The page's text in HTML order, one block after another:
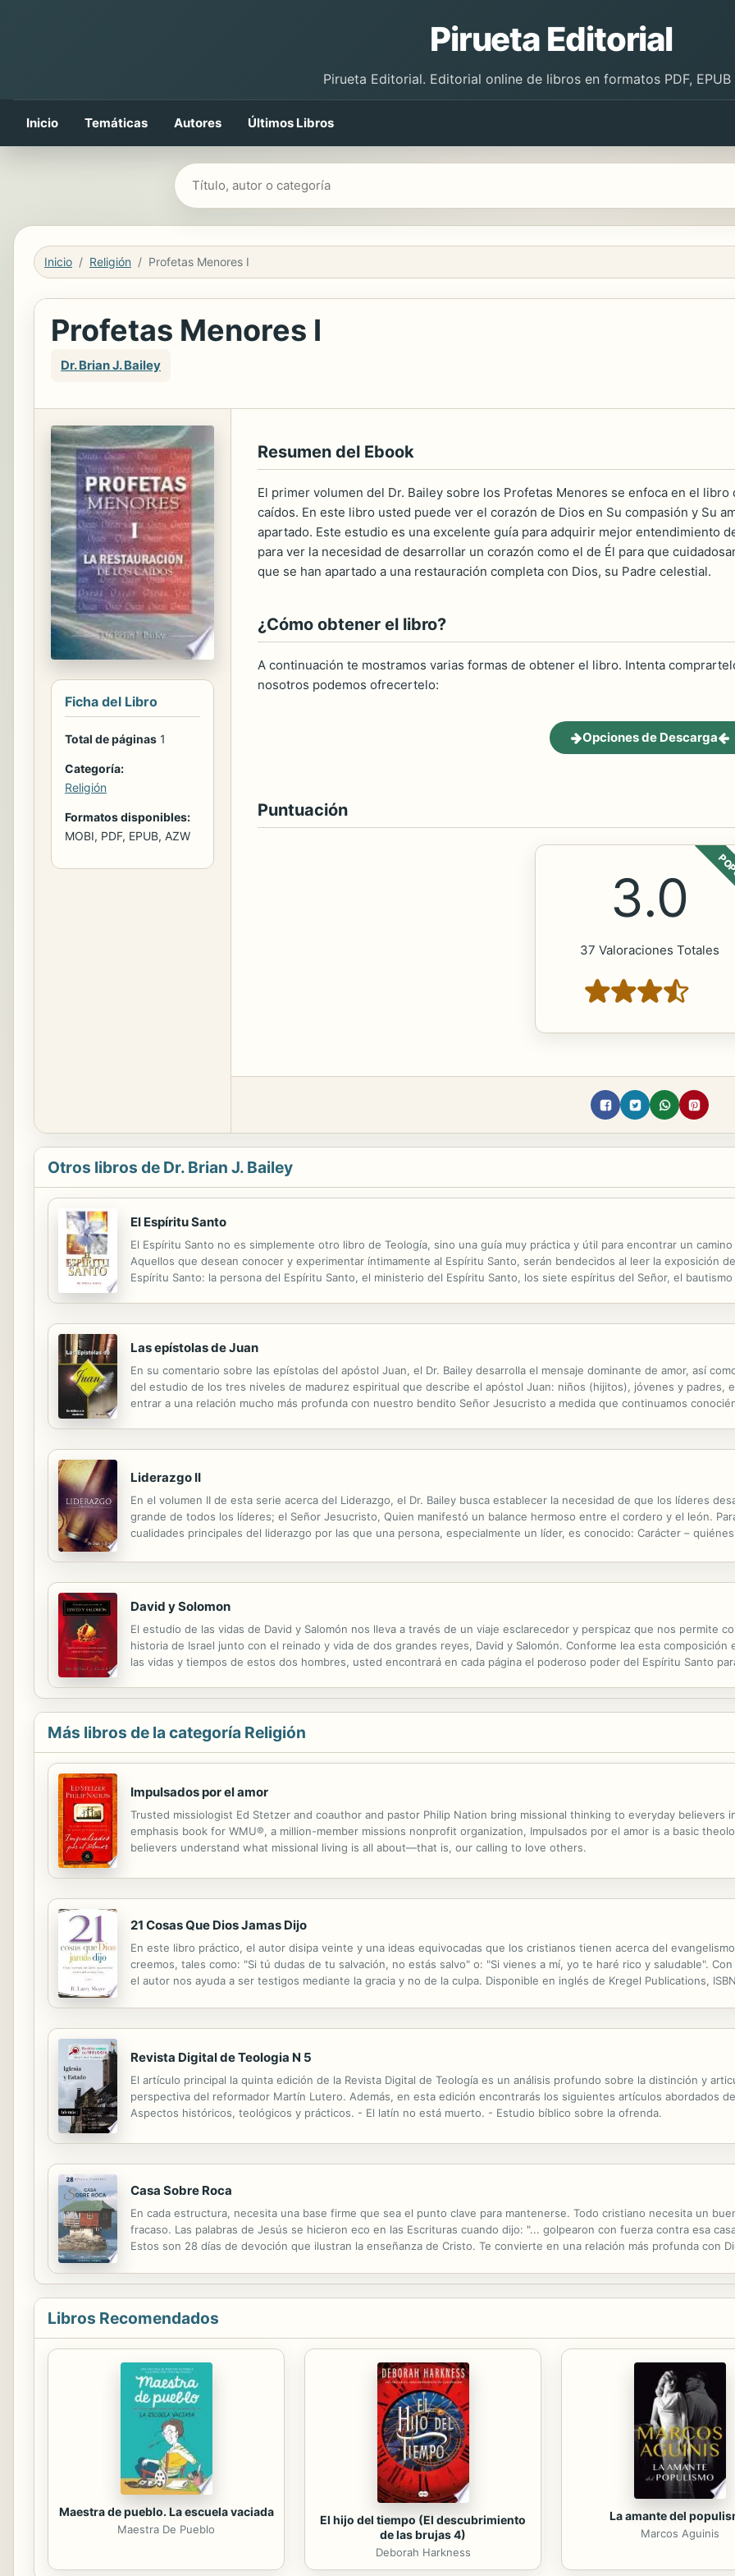
Pirueta Editorial
Pirueta Editorial. Editorial online de libros en formatos PDF, EPUB
Inicio Temáticas Autores Últimos Libros
Buscar libros
Inicio Religión Profetas Menores I
Profetas Menores I
Dr. Brian J. Bailey
Ficha del Libro
Total de páginas 1
Categoría:
Religión
Formatos disponibles:
MOBI, PDF, EPUB, AZW
Resumen del Ebook
El primer volumen del Dr. Bailey sobre los Profetas Menores se enfoca en el
caídos. En este libro usted puede ver el corazón de Dios en Su compasión y Su
apartado. Este estudio es una excelente guía para adquirir mejor entendimiento
para ver la necesidad de desarrollar un corazón como el de Él para que
que se han apartado a una restauración completa con Dios, su Padre celestial.
¿Cómo obtener el libro?
A continuación te mostramos varias formas de obtener el libro. Intenta
nosotros podemos ofrecertelo:
Opciones de Descarga
Puntuación
3.0
37 Valoraciones Totales
Otros libros de Dr. Brian J. Bailey
El Espíritu Santo
El Espíritu Santo no es simplemente otro libro de Teología, sino una guía muy práctica y útil para encontrar un
Aquellos que desean conocer y experimentar íntimamente al Espíritu Santo, serán bendecidos al leer la exposición
Espíritu Santo: la persona del Espíritu Santo, el ministerio del Espíritu Santo, los siete espíritus del Señor, el
Las epístolas de Juan
En su comentario sobre las epístolas del apóstol Juan, el Dr. Bailey desarrolla el mensaje dominante de amor, así
del estudio de los tres niveles de madurez espiritual que describe el apóstol Juan: niños (hijitos), jóvenes y padres,
entrar a una relación mucho más profunda con nuestro bendito Señor Jesucristo a medida que continuamos
Liderazgo II
En el volumen II de esta serie acerca del Liderazgo, el Dr. Bailey busca establecer la necesidad de que los líderes
grande de todos los líderes; el Señor Jesucristo, Quien manifestó un balance hermoso entre el cordero y el león.
cualidades principales del liderazgo por las que una persona, especialmente un líder, es conocido: Carácter –
David y Solomon
El estudio de las vidas de David y Salomón nos lleva a través de un viaje esclarecedor y perspicaz que nos permite
historia de Israel junto con el reinado y vida de dos grandes reyes, David y Salomón. Conforme lea esta
las vidas y tiempos de estos dos hombres, usted encontrará en cada página el poderoso poder del Espíritu Santo
Más libros de la categoría Religión
Impulsados por el amor
Trusted missiologist Ed Stetzer and coauthor and pastor Philip Nation bring missional thinking to everyday believers
emphasis book for WMU®, a million-member missions nonprofit organization, Impulsados por el amor is a basic
believers understand what missional living is all about—that is, our calling to love others.
21 Cosas Que Dios Jamas Dijo
En este libro práctico, el autor disipa veinte y una ideas equivocadas que los cristianos tienen acerca del
creemos, tales como: "Si tú dudas de tu salvación, no estás salvo" o: "Si vienes a mí, yo te haré rico y saludable".
el autor nos ayuda a ser testigos mediante la gracia y no de la culpa. Disponible en inglés de Kregel Publications,
Revista Digital de Teologia N 5
El artículo principal la quinta edición de la Revista Digital de Teología es un análisis profundo sobre la distinción y
perspectiva del reformador Martín Lutero. Además, en esta edición encontrarás los siguientes artículos abordados
Aspectos históricos, teológicos y prácticos. - El latín no está muerto. - Estudio bíblico sobre la ofrenda.
Casa Sobre Roca
En cada estructura, necesita una base firme que sea el punto clave para mantenerse. Todo cristiano necesita un
fracaso. Las palabras de Jesús se hicieron eco en las Escrituras cuando dijo: "... golpearon con fuerza contra esa
Estos son 28 días de devoción que ilustran la enseñanza de Cristo. Te convierte en una relación más profunda con
Libros Recomendados
Maestra de pueblo. La escuela vaciada
Maestra De Pueblo
El hijo del tiempo (El descubrimiento
de las brujas 4)
Deborah Harkness
La amante del
Marcos Aguinis